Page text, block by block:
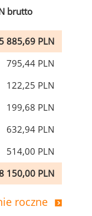
brutto
5 885,69 PLN
795,44 PLN
122,25 PLN
199,68 PLN
632,94 PLN
514,00 PLN
150,00 PLN
roczne